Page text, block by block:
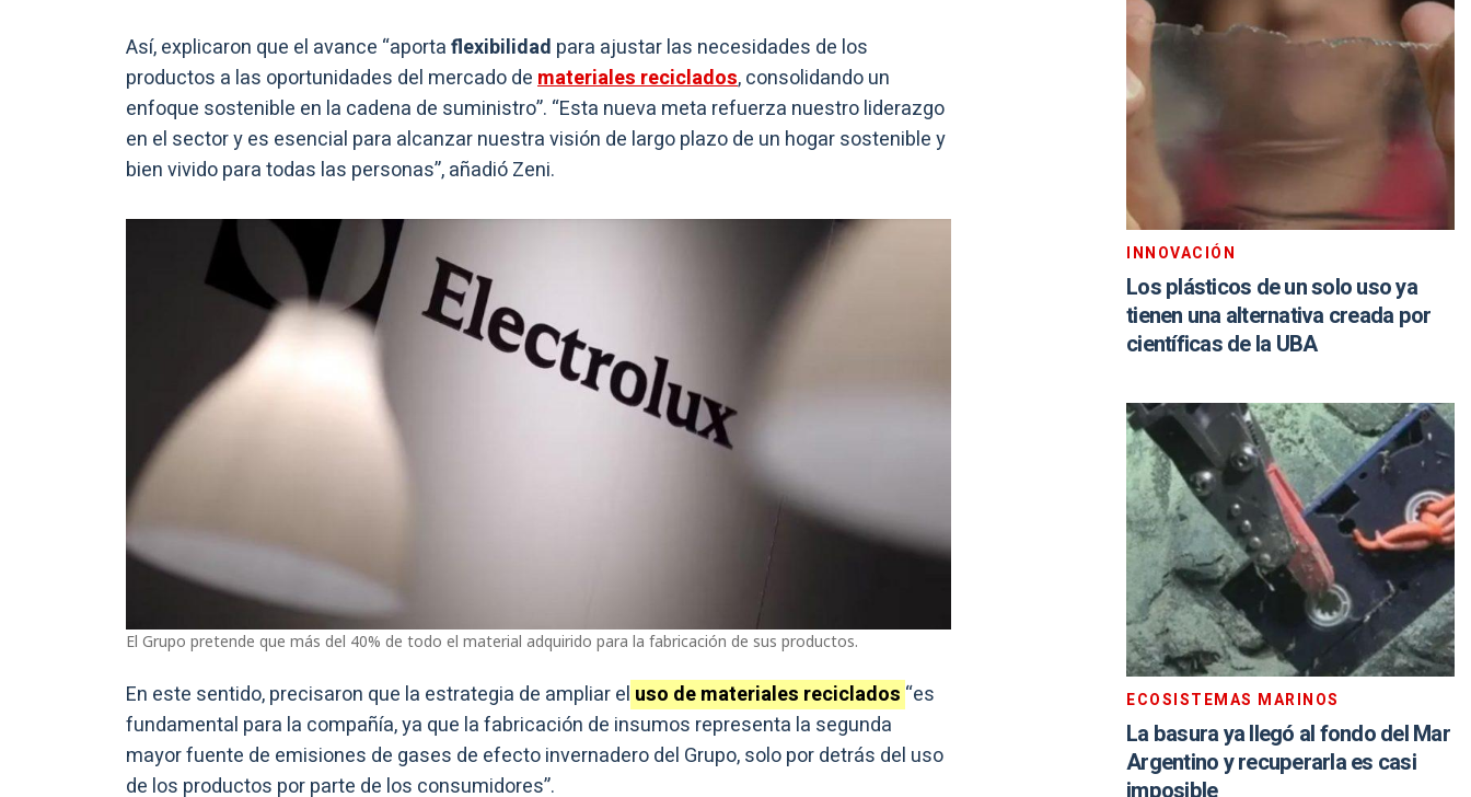
Así, explicaron que el avance “aportaflexibilidad para ajustar las necesidades de los
productos a las oportunidades del mercado demateriales reciclados, consolidando un
enfoque sostenible en la cadena de suministro”. “Esta nueva meta refuerza nuestro liderazgo
en el sector y es esencial para alcanzar nuestra visión de largo plazo de un hogar sostenible y
bien vivido para todas las personas”, añadió Zeni.
El Grupo pretende que más del 40% de todo el material adquirido para la fabricación de sus productos.
En este sentido, precisaron que la estrategia de ampliar el uso de materiales reciclados “es
fundamental para la compañía, ya que la fabricación de insumos representa la segunda
mayor fuente de emisiones de gases de efecto invernadero del Grupo, solo por detrás del uso
de los productos por parte de los consumidores”.
INNOVACIÓN
Los plásticos de un solo uso ya
tienen una alternativa creada por
científicas de la UBA
ECOSISTEMAS MARINOS
La basura ya llegó al fondo del Mar
Argentino y recuperarla es casi